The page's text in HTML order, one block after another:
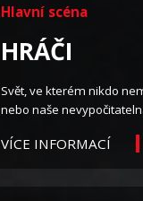
Hlavní scéna
HRÁČI
Svět, ve kterém nikdo
nebo naše
VÍCE INFORMACÍ